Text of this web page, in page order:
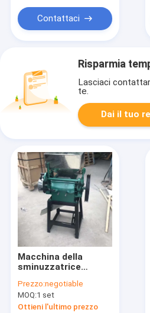
Contattaci
Risparmia
Lasciaci
te.
Dai il tuo
Macchina della
sminuzzatrice
industriali della noce
di cocco che
schiaccia macchina
Prezzo:negotiable
MOQ:1 set
Ottieni l'ultimo prezzo